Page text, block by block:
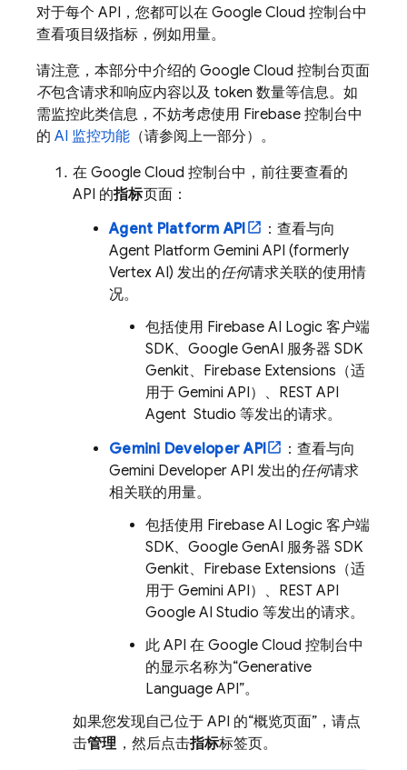
对于每个 API，您都可以在 Google Cloud 控制台中
查看项目级指标，例如用量。
请注意，本部分中介绍的 Google Cloud 控制台页面
不包含请求和响应内容以及 token 数量等信息。如
需监控此类信息，不妨考虑使用 Firebase 控制台中
的 AI 监控功能 （请参阅上一部分）。
在 Google Cloud 控制台中，前往要查看的
API 的指标页面：
Agent Platform API
：查看与向
Agent Platform Gemini API (formerly
Vertex AI) 发出的任何请求关联的使用情
况。
包括使用 Firebase AI Logic 客户端
SDK、Google GenAI 服务器 SDK
Genkit、 Firebase Extensions （适
用于 Gemini API）、REST API
Agent Studio 等发出的请求。
Gemini Developer API
：查看与向
Gemini Developer API 发出的任何请求
相关联的用量。
包括使用 Firebase AI Logic 客户端
SDK、Google GenAI 服务器 SDK
Genkit、 Firebase Extensions （适
用于 Gemini API）、REST API
Google AI Studio 等发出的请求。
此 API 在 Google Cloud 控制台中
的显示名称为“Generative
Language API”。
如果您发现自己位于 API 的“概览页面”，请点
击管理，然后点击指标标签页。